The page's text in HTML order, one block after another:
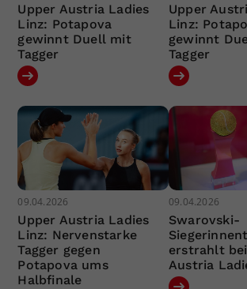
Upper Austria Ladies
Linz: Potapova
gewinnt Duell mit
Tagger
Upper
Linz:
gewinnt
Tagger
09.04.2026
Upper Austria Ladies
Linz: Nervenstarke
Tagger gegen
Potapova ums
Halbfinale
09.04.2026
Swarovski-
erstrahlt
Austria